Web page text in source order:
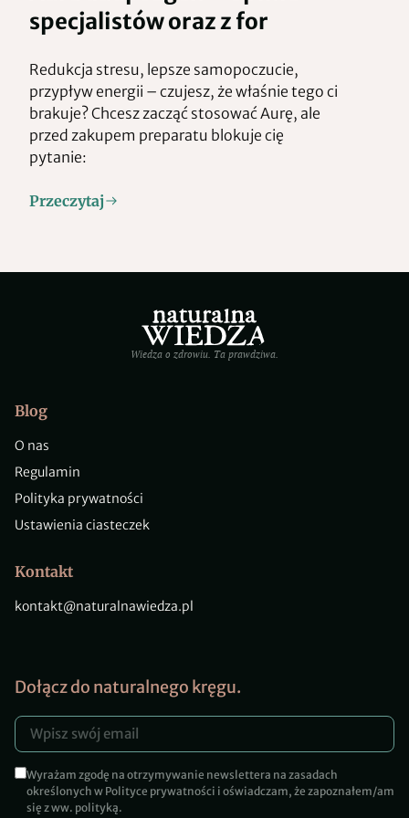
specjalistów oraz z for
Redukcja stresu, lepsze samopoczucie,
przypływ energii – czujesz, że właśnie tego ci
brakuje? Chcesz zacząć stosować Aurę, ale
przed zakupem preparatu blokuje cię
pytanie:
Przeczytaj
Wiedza o zdrowiu. Ta prawdziwa.
Blog
O nas
Regulamin
Polityka prywatności
Ustawienia ciasteczek
Kontakt
kontakt@naturalnawiedza.pl
Dołącz do naturalnego kręgu.
Wyrażam zgodę na otrzymywanie newslettera na zasadach
określonych w Polityce prywatności i oświadczam, że zapoznałem/am
się z ww. polityką.